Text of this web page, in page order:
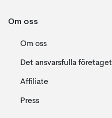
Om oss
Om oss
Det ansvarsfulla företaget
Affiliate
Press